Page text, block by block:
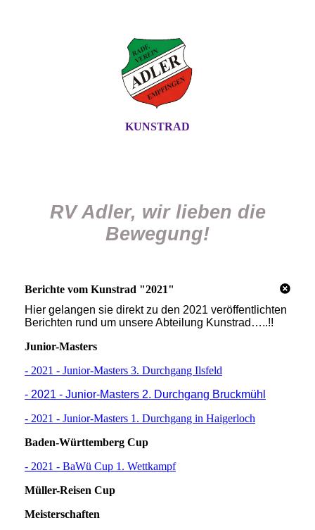
KUNSTRAD
RV Adler, wir lieben die
Bewegung!
Berichte vom Kunstrad "2021"
Hier gelangen sie direkt zu den 2021 veröffentlichten
Berichten rund um unsere Abteilung Kunstrad…..!!
Junior-Masters
- 2021 - Junior-Masters 3. Durchgang Ilsfeld
- 2021 - Junior-Masters 2. Durchgang Bruckmühl
- 2021 - Junior-Masters 1. Durchgang in Haigerloch
Baden-Württemberg Cup
- 2021 - BaWü Cup 1. Wettkampf
Müller-Reisen Cup
Meisterschaften